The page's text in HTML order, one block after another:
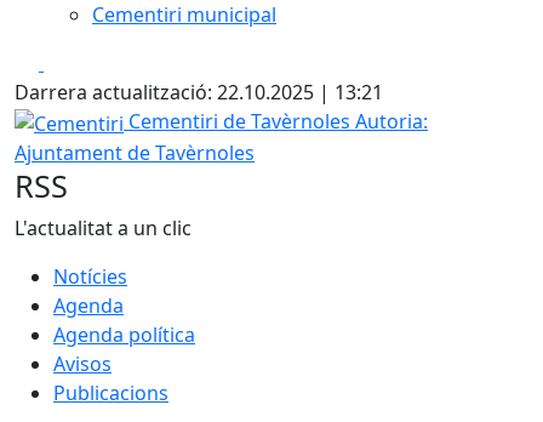
Cementiri municipal
Darrera actualització: 22.10.2025 | 13:21
Cementiri
Cementiri de Tavèrnoles Autoria:
Ajuntament de Tavèrnoles
RSS
L'actualitat a un clic
Notícies
Agenda
Agenda política
Avisos
Publicacions